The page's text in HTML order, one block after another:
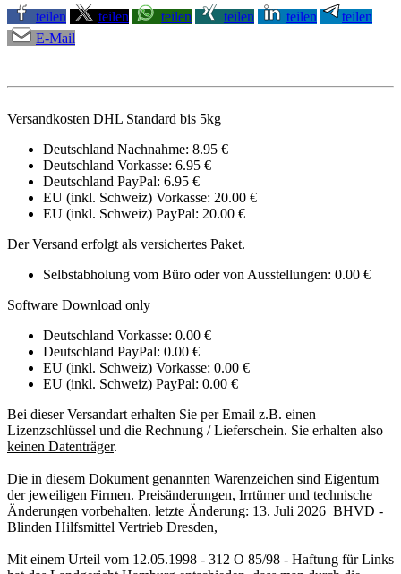
teilen
teilen teilen teilen teilen
teilen
E-Mail
Versandkosten DHL Standard bis 5kg
Deutschland Nachnahme: 8.95 €
Deutschland Vorkasse: 6.95 €
Deutschland PayPal: 6.95 €
EU (inkl. Schweiz) Vorkasse: 20.00 €
EU (inkl. Schweiz) PayPal: 20.00 €
Der Versand erfolgt als versichertes Paket.
Selbstabholung vom Büro oder von Ausstellungen: 0.00 €
Software Download only
Deutschland Vorkasse: 0.00 €
Deutschland PayPal: 0.00 €
EU (inkl. Schweiz) Vorkasse: 0.00 €
EU (inkl. Schweiz) PayPal: 0.00 €
Bei dieser Versandart erhalten Sie per Email z.B. einen
Lizenzschlüssel und die Rechnung / Lieferschein. Sie erhalten also
keinen Datenträger.
Die in diesem Dokument genannten Warenzeichen sind Eigentum
der jeweiligen Firmen. Preisänderungen, Irrtümer und technische
Änderungen vorbehalten. letzte Änderung: 13. Juli 2026 BHVD -
Blinden Hilfsmittel Vertrieb Dresden,
Mit einem Urteil vom 12.05.1998 - 312 O 85/98 - Haftung für Links